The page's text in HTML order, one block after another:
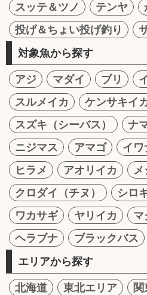
スッテ＆ツノ
テンヤ
投げ＆ちょい投げ釣り
対象魚から探す
アジ マダイ ブリ
スルメイカ
ケンサキイ
スズキ（シーバス）
ナ
ニジマス
アマゴ イワ
ヒラメ
アオリイカ
クロダイ（チヌ）
シロ
ワカサギ
ヤリイカ マ
ヘラブナ
ブラックバス
エリアから探す
北海道 東北エリア